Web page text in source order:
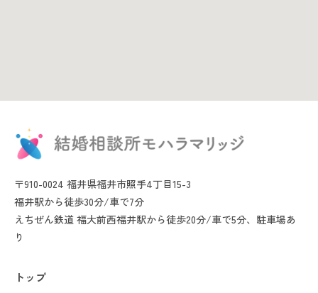
〒910-0024 福井県福井市照手4丁目15-3
福井駅から徒歩30分/車で7分
えちぜん鉄道 福大前西福井駅から徒歩20分/車で5分、駐車場あ
り
トップ